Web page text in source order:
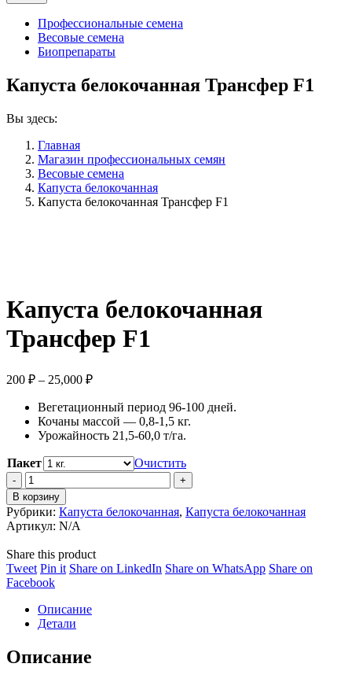
Профессиональные семена
Весовые семена
Биопрепараты
Капуста белокочанная Трансфер F1
Вы здесь:
Главная
Магазин профессиональных семян
Весовые семена
Капуста белокочанная
Капуста белокочанная Трансфер F1
Капуста белокочанная
Трансфер F1
200 ₽ – 25,000 ₽Диапазон
200 ₽
–
25,000 ₽
Вегетационный период 96-100 дней.
Кочаны массой — 0,8-1,5 кг.
Урожайность 21,5-60,0 т/га.
Пакет
Очистить
Капуста
белокочанная
Трансфер
F1
quantity
В корзину
Рубрики: Капуста белокочанная, Капуста белокочанная
Артикул: N/A
Share this product
TweetShare
on
Pin itShare
Share on LinkedIn Share
Share on WhatsAppShare
Share on
FacebookShare
Facebook
Описание
Детали
Описание